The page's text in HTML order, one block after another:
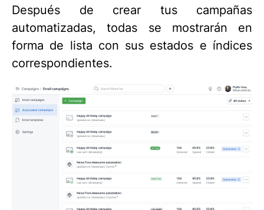
Después de crear tus campañas
automatizadas, todas se mostrarán en
forma de lista con sus estados e índices
correspondientes.